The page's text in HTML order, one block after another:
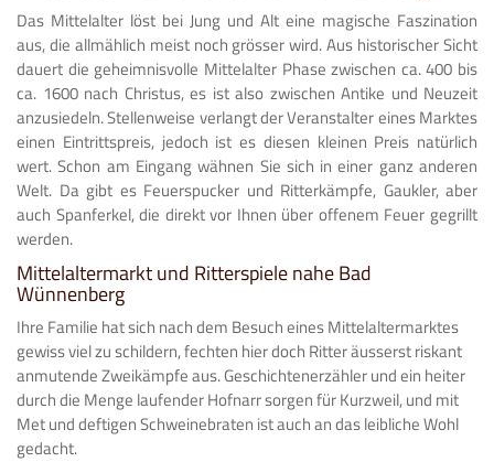
Das Mittelalter löst bei Jung und Alt eine magische Faszination
aus, die allmählich meist noch grösser wird. Aus historischer Sicht
dauert die geheimnisvolle Mittelalter Phase zwischen ca. 400 bis
ca. 1600 nach Christus, es ist also zwischen Antike und Neuzeit
anzusiedeln. Stellenweise verlangt der Veranstalter eines Marktes
einen Eintrittspreis, jedoch ist es diesen kleinen Preis natürlich
wert. Schon am Eingang wähnen Sie sich in einer ganz anderen
Welt. Da gibt es Feuerspucker und Ritterkämpfe, Gaukler, aber
auch Spanferkel, die direkt vor Ihnen über offenem Feuer gegrillt
werden.
Mittelaltermarkt und Ritterspiele nahe Bad
Wünnenberg
Ihre Familie hat sich nach dem Besuch eines Mittelaltermarktes
gewiss viel zu schildern, fechten hier doch Ritter äusserst riskant
anmutende Zweikämpfe aus. Geschichtenerzähler und ein heiter
durch die Menge laufender Hofnarr sorgen für Kurzweil, und mit
Met und deftigen Schweinebraten ist auch an das leibliche Wohl
gedacht.